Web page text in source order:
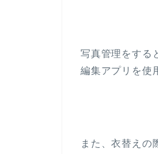
写真管理をする
編集アプリを使
また、衣替えの